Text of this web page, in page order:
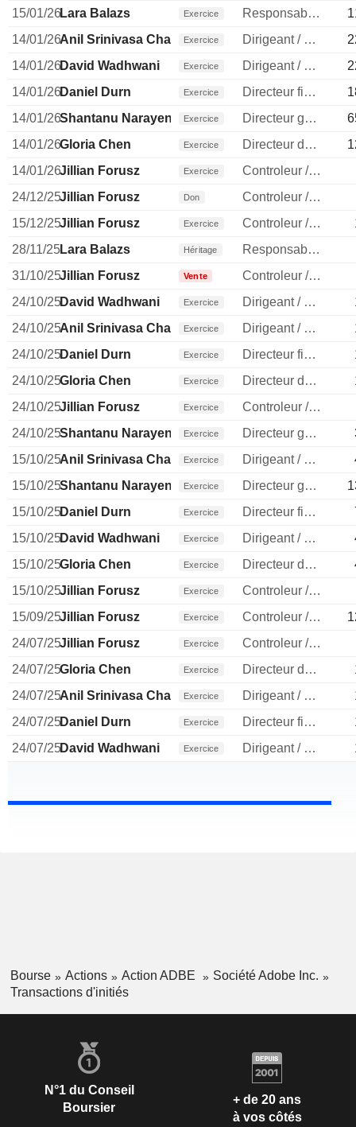
15/01/26Lara Balazs Exercice Responsable ventes & marketing
14/01/26Anil Srinivasa Chakravarthy
Exercice Dirigeant / cadre principal
14/01/26David Wadhwani Exercice Dirigeant / cadre principal
14/01/26Daniel Durn Exercice Directeur financier
14/01/26Shantanu Narayen Exercice Directeur general
14/01/26Gloria Chen Exercice Directeur des ressources humaines
14/01/26Jillian Forusz Exercice
Controleur / auditeur
24/12/25Jillian Forusz Don
Controleur / auditeur
15/12/25Jillian Forusz Exercice Controleur / auditeur
28/11/25Lara Balazs Héritage
Responsable ventes & marketing
31/10/25Jillian Forusz Vente
Controleur / auditeur
24/10/25David Wadhwani Exercice Dirigeant / cadre principal
24/10/25Anil Srinivasa Chakravarthy
Exercice Dirigeant / cadre principal
24/10/25Daniel Durn Exercice Directeur financier
24/10/25Gloria Chen Exercice Directeur des ressources humaines
24/10/25Jillian Forusz Exercice
Controleur / auditeur
24/10/25Shantanu Narayen Exercice Directeur general
15/10/25Anil Srinivasa Chakravarthy
Exercice Dirigeant / cadre principal
15/10/25Shantanu Narayen Exercice Directeur general
15/10/25Daniel Durn Exercice Directeur financier
15/10/25David Wadhwani Exercice Dirigeant / cadre principal
15/10/25Gloria Chen Exercice Directeur des ressources humaines
15/10/25Jillian Forusz Exercice
Controleur / auditeur
15/09/25Jillian Forusz Exercice Controleur / auditeur
24/07/25Jillian Forusz Exercice
Controleur / auditeur
24/07/25Gloria Chen Exercice Directeur des ressources humaines
24/07/25Anil Srinivasa Chakravarthy
Exercice Dirigeant / cadre principal
24/07/25Daniel Durn Exercice Directeur financier
24/07/25David Wadhwani Exercice Dirigeant / cadre principal
Bourse Actions Action ADBE
Société Adobe Inc.
Transactions d'initiés
N°1 du Conseil
Boursier
+ de 20 ans
à vos côtés